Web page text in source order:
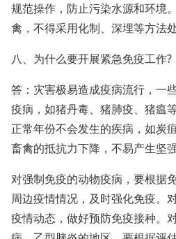
规范操作，防止污染水源和环境
禽，不得采用化制、深埋等方法处
八、为什么要开展紧急免疫工作?
答：灾害极易造成疫病流行，一
疫病，如猪丹毒、猪肺疫、猪瘟
正常年份不会发生的疾病，如炭
畜禽的抵抗力下降，不易产生坚
对强制免疫的动物疫病，要根据
周边疫情情况，及时强化免疫。
疫情动态，做好预防免疫接种。